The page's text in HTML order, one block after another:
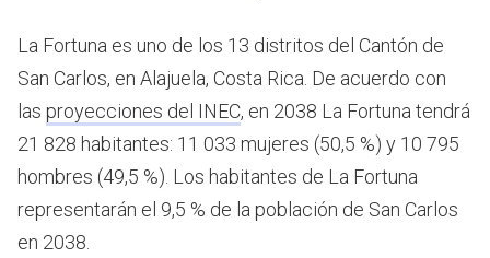
La Fortuna es uno de los 13 distritos del Cantón de
San Carlos, en Alajuela, Costa Rica. De acuerdo con
las proyecciones del INEC, en 2038 La Fortuna tendrá
21 828 habitantes: 11 033 mujeres (50,5 %) y 10 795
hombres (49,5 %). Los habitantes de La Fortuna
representarán el 9,5 % de la población de San Carlos
en 2038.